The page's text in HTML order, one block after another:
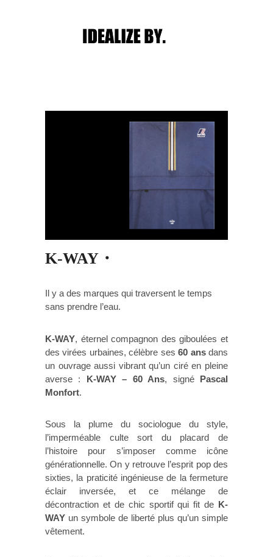
K-WAY・
Il y a des marques qui traversent le temps
sans prendre l’eau.
K-WAY, éternel compagnon des giboulées et
des virées urbaines, célèbre ses60 ansdans
un ouvrage aussi vibrant qu’un ciré en pleine
averse : K-WAY – 60 Ans, signé Pascal
Monfort.
Sous la plume du sociologue du style,
l’imperméable culte sort du placard de
l’histoire pour s’imposer comme icône
générationnelle. On y retrouve l’esprit pop des
sixties, la praticité ingénieuse de la fermeture
éclair inversée, et ce mélange de
décontraction et de chic sportif qui fit de K-
WAY un symbole de liberté plus qu’un simple
vêtement.